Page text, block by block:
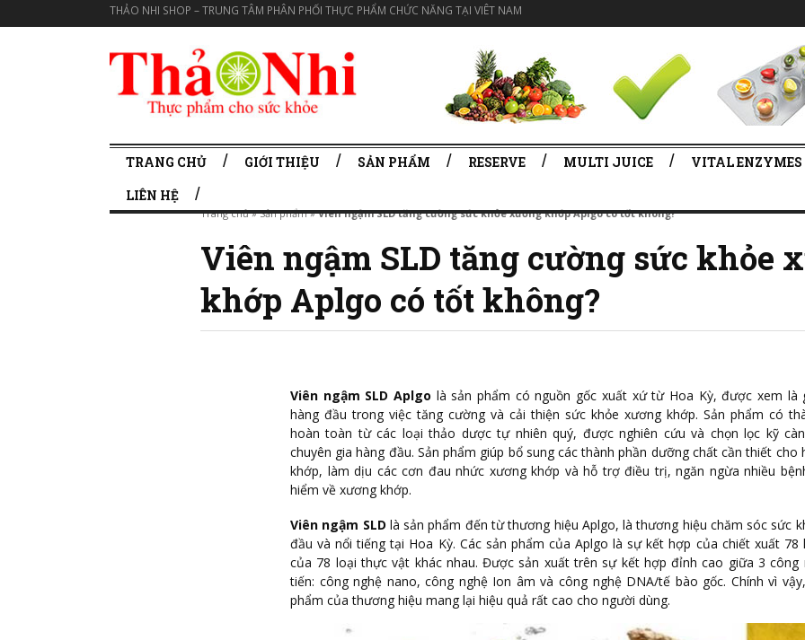
THẢO NHI SHOP – TRUNG TÂM PHÂN PHỐI THỰC PHẨM CHỨC NĂNG TẠI VIÊT NAM
TRANG CHỦ GIỚI THIỆU SẢN PHẨM RESERVE MULTI JUICE VITAL ENZYMES
LIÊN HỆ
Trang chủ»Sản phẩm»Viên ngậm SLD tăng cường sức khỏe xương khớp Aplgo có tốt không?
Viên ngậm SLD tăng cường sức khỏe
khớp Aplgo có tốt không?
Viên ngậm SLD Aplgo là sản phẩm có nguồn gốc xuất xứ từ Hoa Kỳ, được xem là
hàng đầu trong việc tăng cường và cải thiện sức khỏe xương khớp. Sản phẩm có
hoàn toàn từ các loại thảo dược tự nhiên quý, được nghiên cứu và chọn lọc kỹ
chuyên gia hàng đầu. Sản phẩm giúp bổ sung các thành phần dưỡng chất cần thiết cho
khớp, làm dịu các cơn đau nhức xương khớp và hỗ trợ điều trị, ngăn ngừa nhiều
hiểm về xương khớp.
Viên ngậm SLD là sản phẩm đến từ thương hiệu Aplgo, là thương hiệu chăm sóc sức
đầu và nổi tiếng tại Hoa Kỳ. Các sản phẩm của Aplgo là sự kết hợp của chiết xuất 78
của 78 loại thực vật khác nhau. Được sản xuất trên sự kết hợp đỉnh cao giữa 3 công
tiến: công nghệ nano, công nghệ Ion âm và công nghệ DNA/tế bào gốc. Chính vì
phẩm của thương hiệu mang lại hiệu quả rất cao cho người dùng.